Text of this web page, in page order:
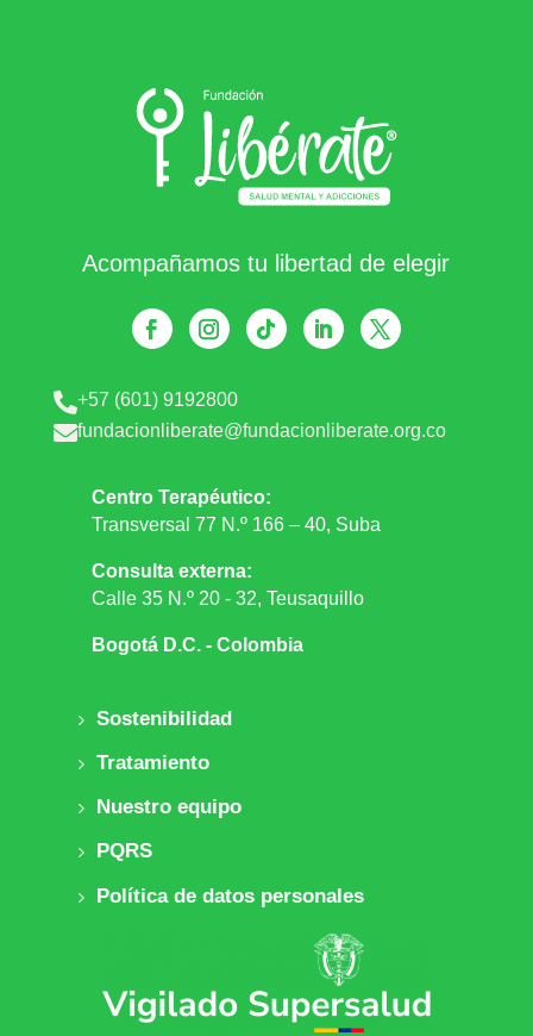
Acompañamos tu libertad de elegir
+57 (601) 9192800
fundacionliberate@fundacionliberate.org.co
Centro Terapéutico:
Transversal 77 N.º 166 – 40, Suba
Consulta externa:
Calle 35 N.º 20 - 32, Teusaquillo
Bogotá D.C. - Colombia
Sostenibilidad
Tratamiento
Nuestro equipo
PQRS
Política de datos personales